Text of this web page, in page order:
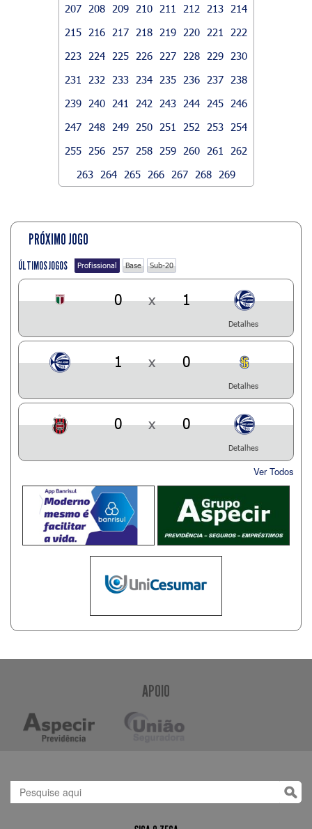
207
208 209 210 211 212 213
214
215
216 217 218 219 220 221
222
223
224 225 226 227 228 229
230
231
232 233 234 235 236 237
238
239
240 241 242 243 244 245
246
247
248 249 250 251 252 253
254
255
256 257 258 259 260 261
262
263
264 265 266 267 268 269
PRÓXIMO JOGO
ÚLTIMOS JOGOS Profissional Base Sub-20
0 x 1
Detalhes
1 x 0
Detalhes
0 x 0
Detalhes
Ver Todos
APOIO